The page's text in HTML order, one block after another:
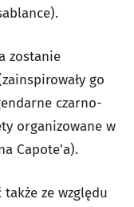
zostanie
go
czarno-
organizowane w
Capote'a).
ze względu